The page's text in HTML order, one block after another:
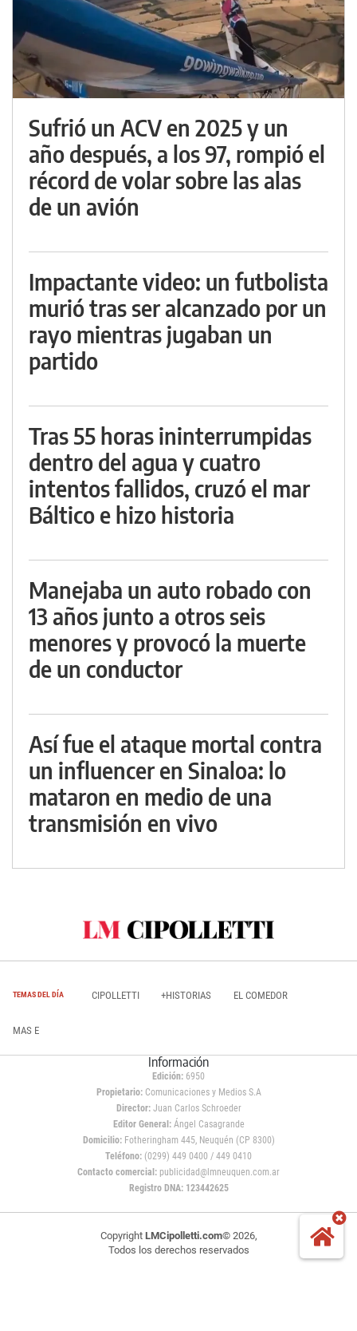
Sufrió un ACV en 2025 y un
año después, a los 97, rompió el
récord de volar sobre las alas
de un avión
Impactante video: un futbolista
murió tras ser alcanzado por un
rayo mientras jugaban un
partido
Tras 55 horas ininterrumpidas
dentro del agua y cuatro
intentos fallidos, cruzó el mar
Báltico e hizo historia
Manejaba un auto robado con
13 años junto a otros seis
menores y provocó la muerte
de un conductor
Así fue el ataque mortal contra
un influencer en Sinaloa: lo
mataron en medio de una
transmisión en vivo
TEMAS DEL DÍA CIPOLLETTI +HISTORIAS EL COMEDOR
MAS E
Información
Edición: 6950
Propietario:Comunicaciones y Medios S.A
Director: Juan Carlos Schroeder
Editor General:Ángel Casagrande
Domicilio:Fotheringham 445, Neuquén (CP 8300)
Teléfono: (0299) 449 0400 / 449 0410
Contacto comercial: publicidad@lmneuquen.com.ar
Registro DNA: 123442625
Copyright LMCipolletti.com© 2026,
Todos los derechos reservados